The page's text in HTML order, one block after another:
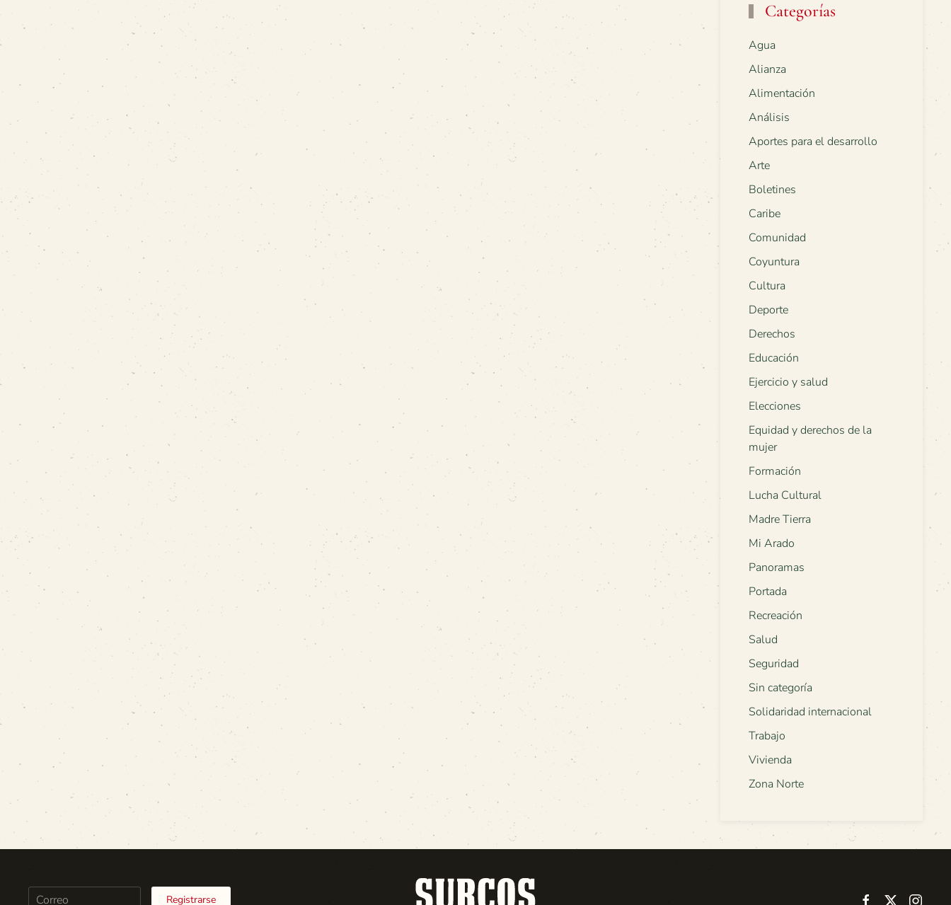
Categorías
Agua
Alianza
Alimentación
Análisis
Aportes para el desarrollo
Arte
Boletines
Caribe
Comunidad
Coyuntura
Cultura
Deporte
Derechos
Educación
Ejercicio y salud
Elecciones
Equidad y derechos de la
mujer
Formación
Lucha Cultural
Madre Tierra
Mi Arado
Panoramas
Portada
Recreación
Salud
Seguridad
Sin categoría
Solidaridad internacional
Trabajo
Vivienda
Zona Norte
Registrarse